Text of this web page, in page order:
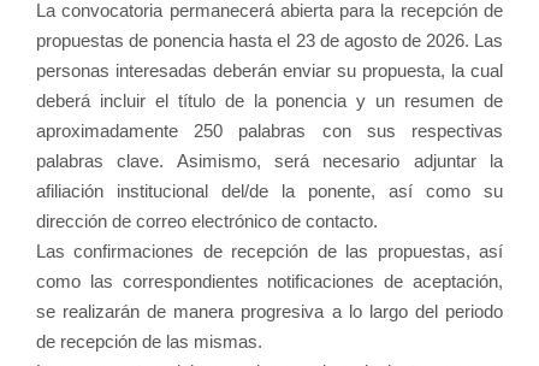
La convocatoria permanecerá abierta para la recepción de
propuestas de ponencia hasta el 23 de agosto de 2026. Las
personas interesadas deberán enviar su propuesta, la cual
deberá incluir el título de la ponencia y un resumen de
aproximadamente 250 palabras con sus respectivas
palabras clave. Asimismo, será necesario adjuntar la
afiliación institucional del/de la ponente, así como su
dirección de correo electrónico de contacto.
Las confirmaciones de recepción de las propuestas, así
como las correspondientes notificaciones de aceptación,
se realizarán de manera progresiva a lo largo del periodo
de recepción de las mismas.